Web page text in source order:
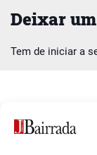
Deixar
Tem de iniciar a